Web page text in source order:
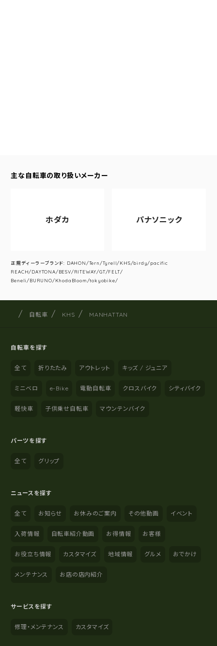
主な自転車の取り扱いメーカー
ホダカ パナソニック
正規ディーラーブランド: DAHON/Tern/Tyrell/KHS/birdy/pacific
REACH/DAYTONA/BESV/RITEWAY/GT/FELT/
Beneli/BURUNO/KhodaBloom/tokyobike/
サイト内の現在地
サイクルショップナカゴヤ
自転車 KHS MANHATTAN
自転車を探す
全て 折りたたみ アウトレット キッズ / ジュニア
ミニベロ e-Bike 電動自転車 クロスバイク シティバイク
軽快車 子供乗せ自転車 マウンテンバイク
パーツを探す
全て グリップ
ニュースを探す
全て お知らせ お休みのご案内 その他動画 イベント
入荷情報 自転車紹介動画 お得情報 お客様
お役立ち情報 カスタマイズ 地域情報 グルメ おでかけ
メンテナンス お店の店内紹介
サービスを探す
修理・メンテナンス カスタマイズ